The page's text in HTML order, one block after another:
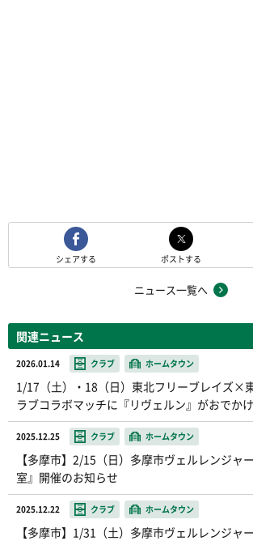
シェアする ポストする
ニュース一覧へ
関連ニュース
2026.01.14 クラブ ホームタウン
1/17（土）・18（日）東北フリーブレイズ×
ラブコラボマッチに『リヴェルン』がおでか
2025.12.25 クラブ ホームタウン
【多摩市】2/15（日）多摩市ヴェルレンジャ
室』開催のお知らせ
2025.12.22 クラブ ホームタウン
【多摩市】1/31（土）多摩市ヴェルレンジャ